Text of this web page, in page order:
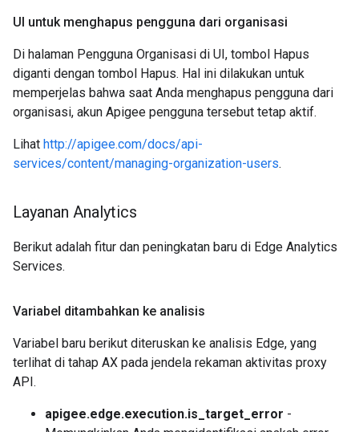
UI untuk menghapus pengguna dari organisasi
Di halaman Pengguna Organisasi di UI, tombol Hapus
diganti dengan tombol Hapus. Hal ini dilakukan untuk
memperjelas bahwa saat Anda menghapus pengguna dari
organisasi, akun Apigee pengguna tersebut tetap aktif.
Lihat http://apigee.com/docs/api-
services/content/managing-organization-users.
Layanan Analytics
Berikut adalah fitur dan peningkatan baru di Edge Analytics
Services.
Variabel ditambahkan ke analisis
Variabel baru berikut diteruskan ke analisis Edge, yang
terlihat di tahap AX pada jendela rekaman aktivitas proxy
API.
apigee.edge.execution.is_target_error -